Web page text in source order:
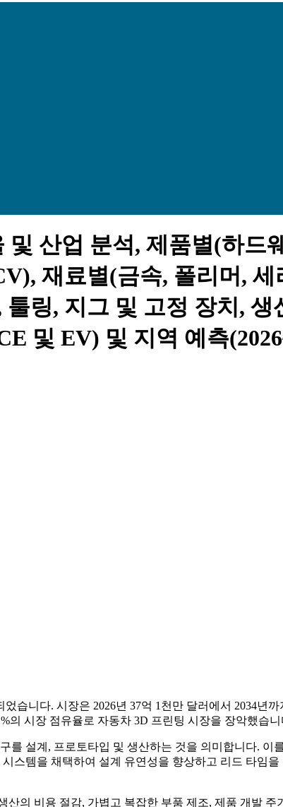
산업 분석, 제품별(하드
재료별(금속, 폴리머,
링, 지그 및 고정 장치,
및 EV) 및 지역 예측
습니다. 시장은 2026년 37억 1천만 달러에서 2034년
의 시장 점유율로 자동차 3D 프린팅 시장을 장악했습니
설계, 프로토타입 및 생산하는 것을 의미합니다. 이
스템을 채택하여 설계 유연성을 향상하고 리드 타임
의 비용 절감, 가볍고 복잡한 부품 제조, 제품 개발